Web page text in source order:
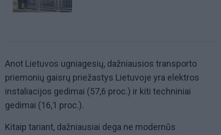
Anot Lietuvos ugniagesių, dažniausios transporto
priemonių gaisrų priežastys Lietuvoje yra elektros
instaliacijos gedimai (57,6 proc.) ir kiti techniniai
gedimai (16,1 proc.).
Kitaip tariant, dažniausiai dega ne modernūs